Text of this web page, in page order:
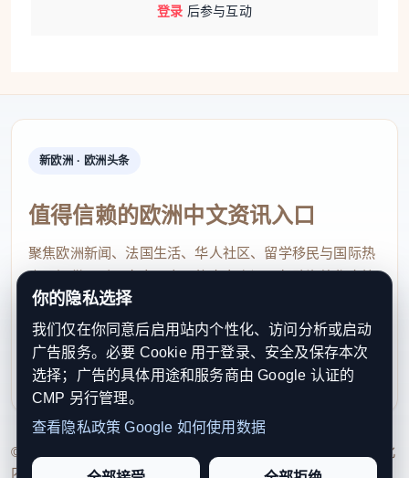
登录 后参与互动
新欧洲 · 欧洲头条
值得信赖的欧洲中文资讯入口
聚焦欧洲新闻、法国生活、华人社区、留学移民与国际热
点，提供及时、真实、实用的中文资讯，帮助海外华人快
速了解欧洲动态。
contact@xinouzhou.com
服务支持、版权与合作：工作日优先处理站务、投稿与权
利通知
© 2026 新欧洲·欧洲头条. All Rights Reserved. 本网站持续优化
内容透明度、联系方式与用户权利说明，以提升品牌信任感和
你的隐私选择
我们仅在你同意后启用站内个性化、访问分析或启动
广告服务。必要 Cookie 用于登录、安全及保存本次
选择；广告的具体用途和服务商由 Google 认证的
CMP 另行管理。
查看隐私政策 Google 如何使用数据